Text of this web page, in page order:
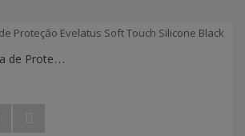
H
uawei P40 Capa de Proteção Evelatus Soft Touch Silicone Black